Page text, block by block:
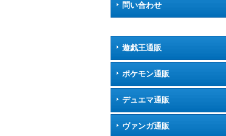
問い合わせ
遊戯王通販
ポケモン通販
デュエマ通販
ヴァンガ通販